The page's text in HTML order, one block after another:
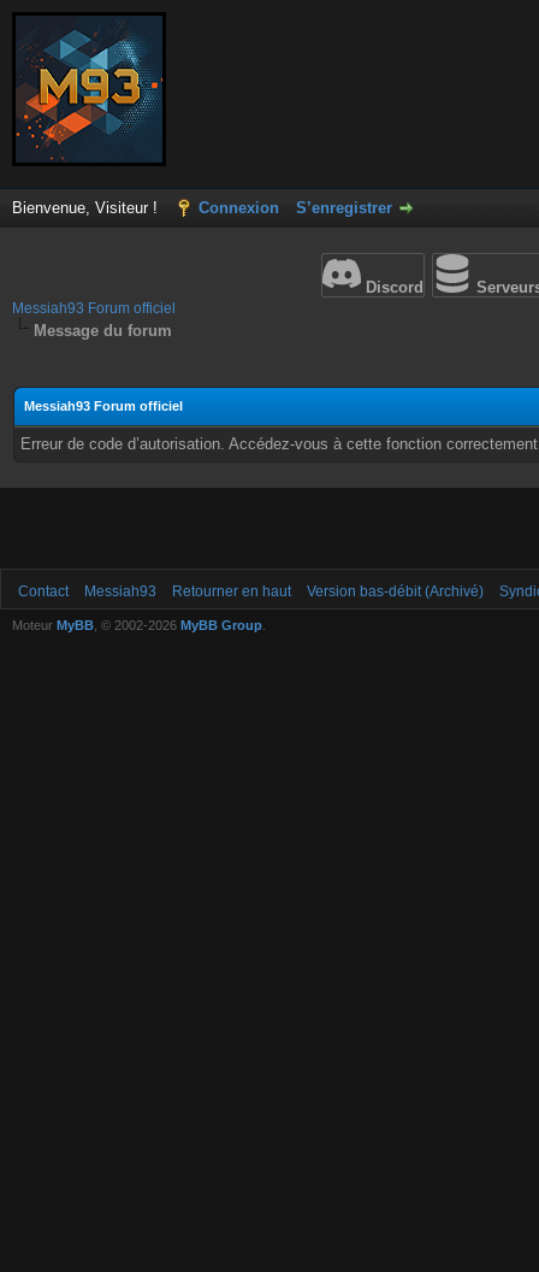
Bienvenue, Visiteur ! Connexion S’enregistrer
Discord
Messiah93 Forum officiel
Message du forum
Messiah93 Forum officiel
Erreur de code d’autorisation. Accédez-vous à cette fonction
Contact Messiah93 Retourner en haut Version bas-débit (Archivé)
Moteur MyBB , © 2002-2026 MyBB Group